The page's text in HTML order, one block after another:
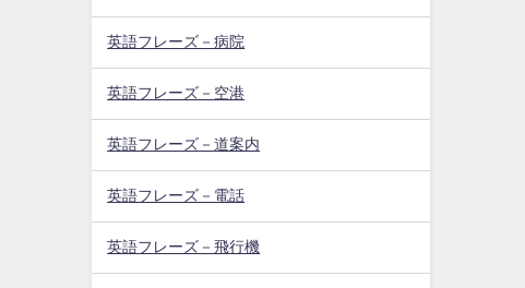
英語フレーズ－病院
英語フレーズ－空港
英語フレーズ－道案内
英語フレーズ－電話
英語フレーズ－飛行機